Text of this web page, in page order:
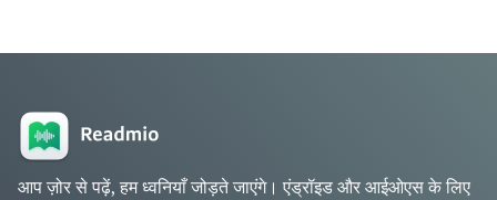
आप ज़ोर से पढ़ें, हम ध्वनियाँ जोड़ते जाएंगे। एंड्रॉइड और आईओएस के लिए